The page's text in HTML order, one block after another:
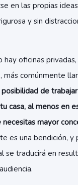
en las propias
y sin
hay oficinas
más comúnmente
posibilidad de
casa, al menos en
necesitas mayor
es una bendición,
se traducirá en